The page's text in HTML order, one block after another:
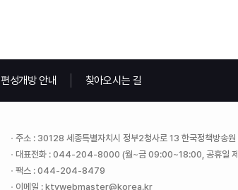
편성개방 안내 찾아오시는 길
주소 : 30128 세종특별자치시 정부2청사로 13 한국정책방송
대표전화 : 044-204-8000 (월~금 09:00~18:00, 공휴일
팩스 : 044-204-8479
이메일 : ktvwebmaster@korea.kr